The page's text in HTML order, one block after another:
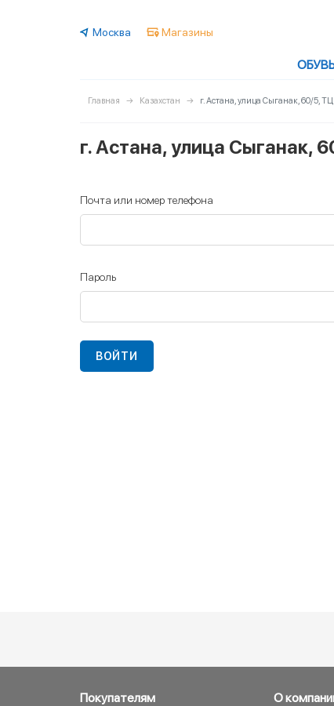
Москва Магазины
Главная Казахстан г. Астана, улица Сыганак, 60/5,
г. Астана, улица Сыганак,
Почта или номер телефона
Пароль
ВОЙТИ
Покупателям О